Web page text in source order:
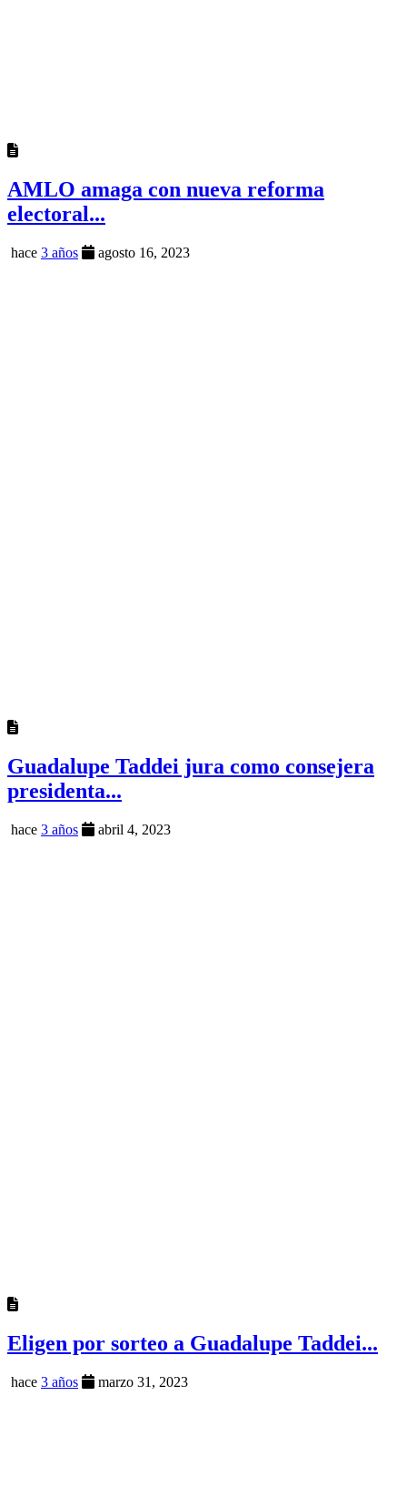
AMLO amaga con nueva reforma
electoral...
hace 3 años agosto 16, 2023
Guadalupe Taddei jura como consejera
presidenta...
hace 3 años abril 4, 2023
Eligen por sorteo a Guadalupe Taddei...
hace 3 años marzo 31, 2023